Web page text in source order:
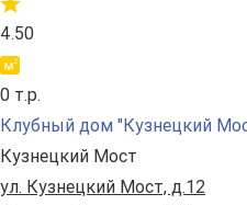
4.50
0 т.р.
Клубный дом "Кузнецкий
Кузнецкий Мост
ул. Кузнецкий Мост, д.12